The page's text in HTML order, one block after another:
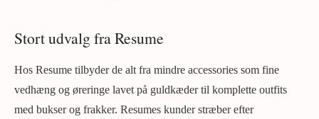
Stort udvalg fra Resume
Hos Resume tilbyder de alt fra mindre accessories som fine
vedhæng og øreringe lavet på guldkæder til komplette outfits
med bukser og frakker. Resumes kunder stræber efter